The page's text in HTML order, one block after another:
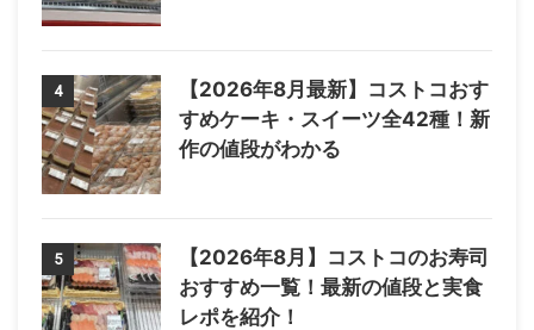
4
【2026年8月最新】コストコおす
すめケーキ・スイーツ全42種！新
作の値段がわかる
5
【2026年8月】コストコのお寿司
おすすめ一覧！最新の値段と実食
レポを紹介！